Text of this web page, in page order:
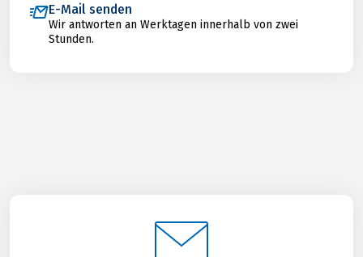
E-Mail senden
Wir antworten an Werktagen innerhalb von zwei
Stunden.